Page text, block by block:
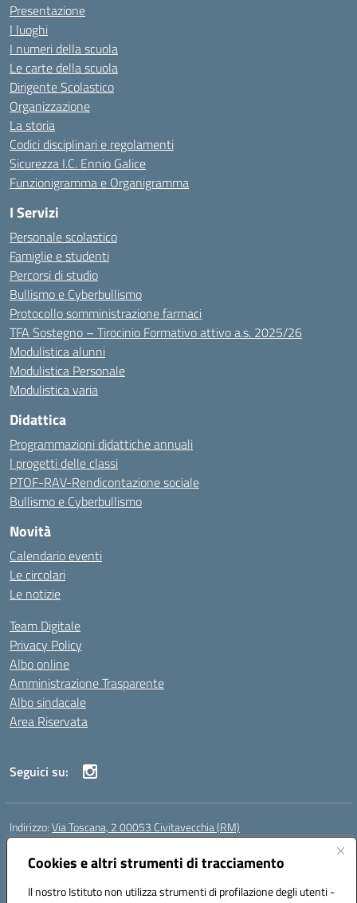
Cookies e altri strumenti di tracciamento
Il nostro Istituto non utilizza strumenti di profilazione degli utenti -
Presentazione
I luoghi
I numeri della scuola
Le carte della scuola
Dirigente Scolastico
Organizzazione
La storia
Codici disciplinari e regolamenti
Sicurezza I.C. Ennio Galice
Funzionigramma e Organigramma
I Servizi
Personale scolastico
Famiglie e studenti
Percorsi di studio
Bullismo e Cyberbullismo
Protocollo somministrazione farmaci
TFA Sostegno – Tirocinio Formativo attivo a.s. 2025/26
Modulistica alunni
Modulistica Personale
Modulistica varia
Didattica
Programmazioni didattiche annuali
I progetti delle classi
PTOF-RAV-Rendicontazione sociale
Bullismo e Cyberbullismo
Novità
Calendario eventi
Le circolari
Le notizie
Team Digitale
Privacy Policy
Albo online
Amministrazione Trasparente
Albo sindacale
Area Riservata
Seguici su:
Indirizzo:Via Toscana, 2 00053 Civitavecchia (RM)
Centralino:
Posta elettronica certificata (PEC):rmic8b900g@pec.istruzione.it
Codice fiscale: 91038380589